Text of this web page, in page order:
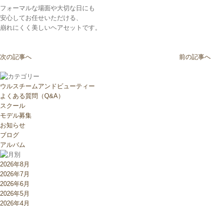
フォーマルな場面や大切な日にも
安心してお任せいただける、
崩れにくく美しいヘアセットです。
次の記事へ 前の記事へ
ウルスチームアンドビューティー
よくある質問（Q&A）
スクール
モデル募集
お知らせ
ブログ
アルバム
2026年8月
2026年7月
2026年6月
2026年5月
2026年4月